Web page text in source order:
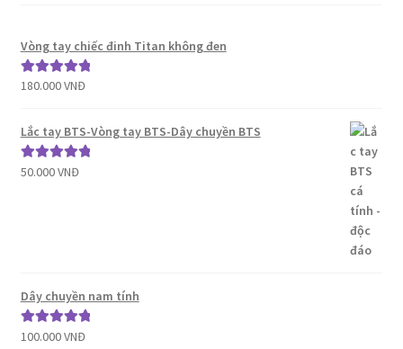
Vòng tay chiếc đinh Titan không đen
Được xếp
sao
180.000VNĐ
Lắc tay BTS-Vòng tay BTS-Dây chuyền BTS
Được xếp
50.000VNĐ
Dây chuyền nam tính
Được xếp
100.000VNĐ